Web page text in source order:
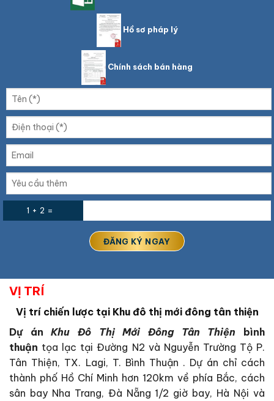
Hồ sơ pháp lý
Chính sách bán hàng
1 + 2 =
VỊ TRÍ
Vị trí chiến lược tại Khu đô thị mới đông tân thiện
Dự ánKhu Đô Thị Mới Đông Tân Thiện bình
thuận tọa lạc tại Đường N2 và Nguyễn Trường Tộ P.
Tân Thiện, TX. Lagi, T. Bình Thuận . Dự án chỉ cách
thành phố Hồ Chí Minh hơn 120km về phía Bắc, cách
sân bay Nha Trang, Đà Nẵng 1/2 giờ bay, Hà Nội và